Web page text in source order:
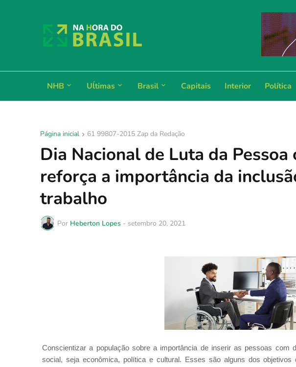
NHB Uĺtimas Brasil Capitais Interior Política
Página inicial 61 99807-2015 Zap da Redação
Dia Nacional de Luta da
reforça a importância da
trabalho
Por Heberton Lopes - setembro 20, 2021
Conscientizar a população sobre a importância de inserir as pessoas com
social, seja econômica, política e cultural. Esses são alguns dos